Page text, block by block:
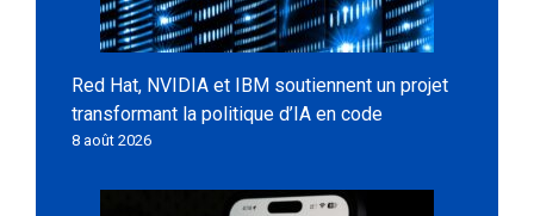
Red Hat, NVIDIA et IBM soutiennent un projet
transformant la politique d’IA en code
8 août 2026